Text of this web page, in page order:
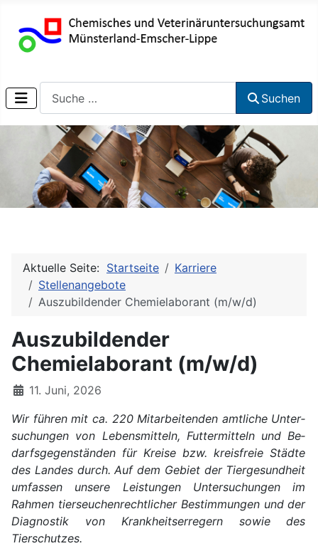
Suchen
Aktuelle Seite: Startseite
Karriere
Stellenangebote
Auszubildender Chemielaborant (m/w/d)
Auszubildender
Chemielaborant (m/w/d)
11. Juni, 2026
Wir füh­ren mit ca. 220 Mit­ar­beit­en­den amtliche Un­ter­
su­chun­gen von Le­bens­mit­teln, Fut­ter­mit­teln und Be­
darfs­ge­gen­stän­den für Krei­se bzw. kreis­freie Städ­te
des Lan­des durch. Auf dem Ge­biet der Tier­ge­sund­heit
umfassen unsere Leistungen Untersuchungen im
Rahmen tierseuchenrechtlicher Bestimmungen und der
Diagnostik von Krankheitserregern sowie des
Tierschutzes.